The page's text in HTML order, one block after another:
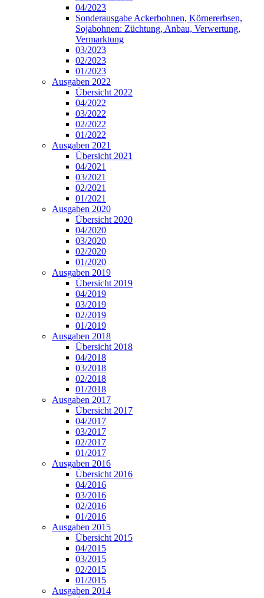
04/2023
Sonderausgabe Ackerbohnen, Körnererbsen,
Sojabohnen: Züchtung, Anbau, Verwertung,
Vermarktung
03/2023
02/2023
01/2023
Ausgaben 2022
Übersicht 2022
04/2022
03/2022
02/2022
01/2022
Ausgaben 2021
Übersicht 2021
04/2021
03/2021
02/2021
01/2021
Ausgaben 2020
Übersicht 2020
04/2020
03/2020
02/2020
01/2020
Ausgaben 2019
Übersicht 2019
04/2019
03/2019
02/2019
01/2019
Ausgaben 2018
Übersicht 2018
04/2018
03/2018
02/2018
01/2018
Ausgaben 2017
Übersicht 2017
04/2017
03/2017
02/2017
01/2017
Ausgaben 2016
Übersicht 2016
04/2016
03/2016
02/2016
01/2016
Ausgaben 2015
Übersicht 2015
04/2015
03/2015
02/2015
01/2015
Ausgaben 2014